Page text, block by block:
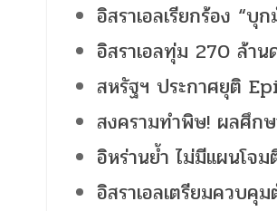
อิสราเอลเรียกร้อง “
อิสราเอลทุ่ม 270 ล้าน
สหรัฐฯ ประกาศยุติ
สงครามทำพิษ! ผลศึก
อิหร่านย้ำ ไม่มีแผนโจม
อิสราเอลเตรียมควบคุ